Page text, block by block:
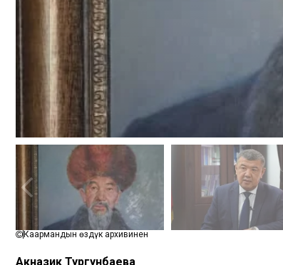
Каармандын өздүк архивинен
Акназик Тургунбаева